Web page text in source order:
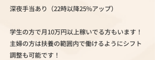
深夜手当あり（22時以降25%アップ）
学生の方で月10万円以上稼いでる方もいます！
主婦の方は扶養の範囲内で働けるようにシフト
調整も可能です！